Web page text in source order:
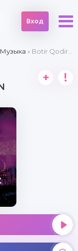
Вход
Музыка » Botir Qodirov - Bandaman
+ !